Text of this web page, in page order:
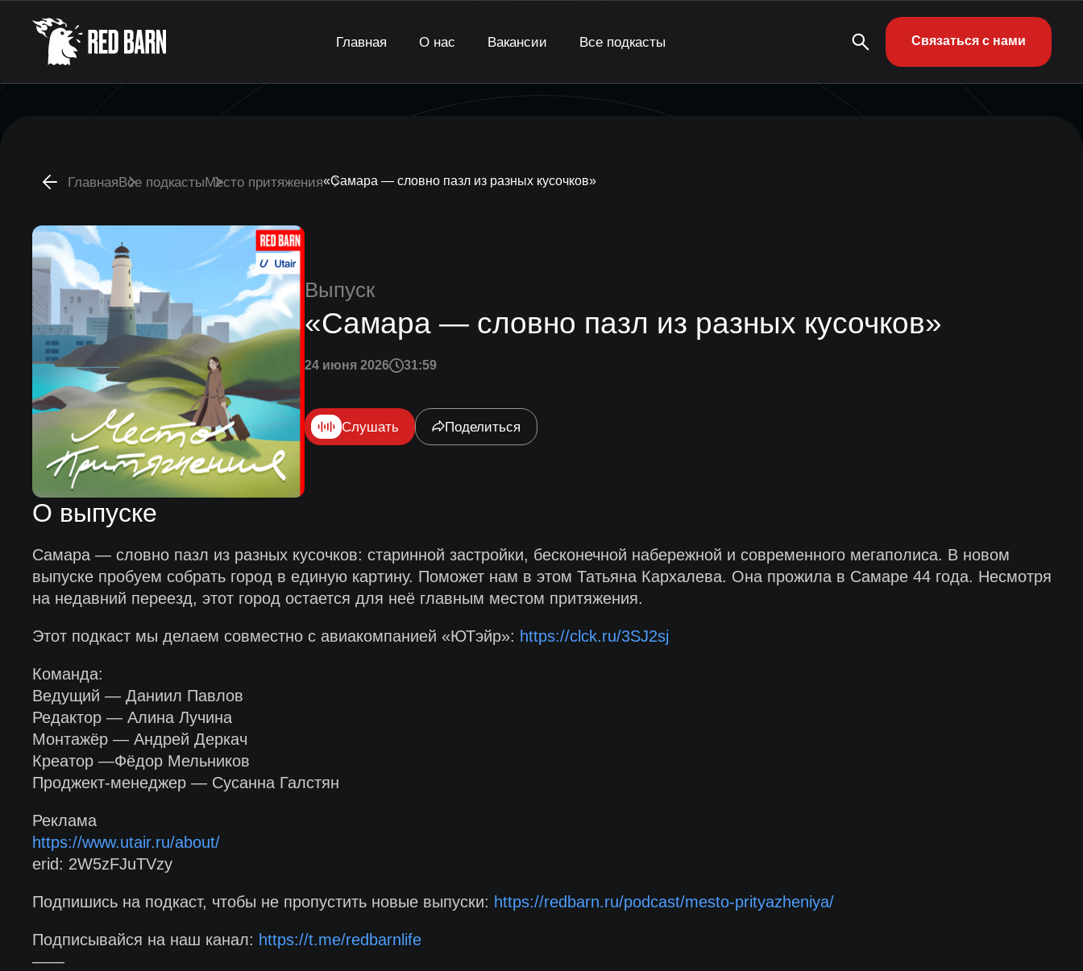
Главная О нас Вакансии Все подкасты Связаться с нами
ГлавнаяВсе подкастыМесто притяжения«Самара — словно пазл из разных кусочков»
Выпуск
«Самара — словно пазл из разных кусочков»
24 июня 2026 31:59
Слушать Поделиться
О выпуске
Самара — словно пазл из разных кусочков: старинной застройки, бесконечной набережной и современного мегаполиса. В новом
выпуске пробуем собрать город в единую картину. Поможет нам в этом Татьяна Кархалева. Она прожила в Самаре 44 года. Несмотря
на недавний переезд, этот город остается для неё главным местом притяжения.
Этот подкаст мы делаем совместно с авиакомпанией «ЮТэйр»: https://clck.ru/3SJ2sj
Команда:
Ведущий — Даниил Павлов
Редактор — Алина Лучина
Монтажёр — Андрей Деркач
Креатор —Фёдор Мельников
Проджект-менеджер — Сусанна Галстян
Реклама
https://www.utair.ru/about/
erid: 2W5zFJuTVzy
Подпишись на подкаст, чтобы не пропустить новые выпуски: https://redbarn.ru/podcast/mesto-prityazheniya/
Подписывайся на наш канал: https://t.me/redbarnlife
——